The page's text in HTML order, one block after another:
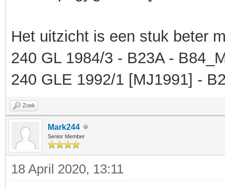
Het uitzicht is een stuk beter
240 GL 1984/3 - B23A -
240 GLE 1992/1 [MJ1991] -
Zoek
Mark244
Senior Member
18 April 2020, 13:11